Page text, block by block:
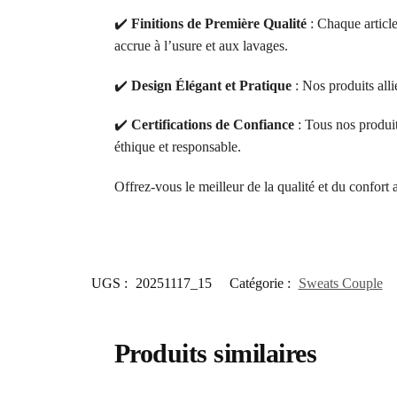
✔️ Finitions de Première Qualité: Chaque
accrue à l’usure et aux lavages.
✔️ Design Élégant et Pratique: Nos produits
✔️ Certifications de Confiance: Tous nos
éthique et responsable.
Offrez-vous le meilleur de la qualité et du confort
UGS : 20251117_15 Catégorie : Sweats Couple
Produits similaires